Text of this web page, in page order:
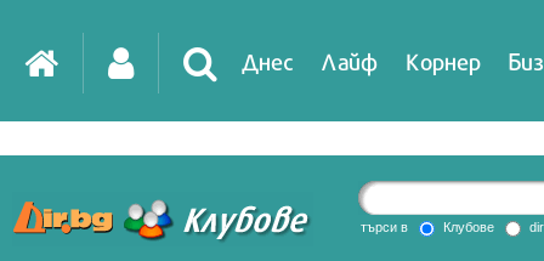
Днес Лайф Корнер
DirTV Impressio
търси в Клубове